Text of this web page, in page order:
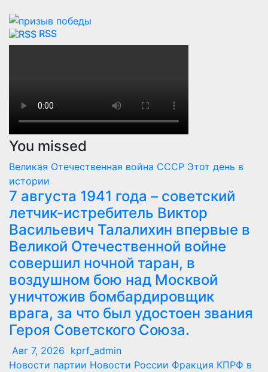
RSS
You missed
Великая Отечественная война СССР Этот день в
истории
7 августа 1941 года – советский
летчик-истребитель Виктор
Васильевич Талалихин впервые в
Великой Отечественной войне
совершил ночной таран, в
воздушном бою над Москвой
уничтожив бомбардировщик
врага, за что был удостоен звания
Героя Советского Союза.
Авг 7, 2026 kprf_admin
Новости партии Новости России Фракция КПРФ в